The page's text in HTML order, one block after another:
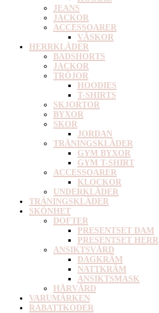
JEANS
JACKOR
ACCESSOARER
VÄSKOR
HERRKLÄDER
BADSHORTS
JACKOR
TRÖJOR
HOODIES
T-SHIRTS
SKJORTOR
BYXOR
SKOR
JORDAN
TRÄNINGSKLÄDER
GYM BYXOR
GYM T-SHIRT
ACCESSOARER
KLOCKOR
UNDERKLÄDER
TRÄNINGSKLÄDER
SKÖNHET
DOFTER
PRESENTSET DAM
PRESENTSET HERR
ANSIKTSVÅRD
DAGKRÄM
NATTKRÄM
ANSIKTSMASK
HÅRVÅRD
VARUMÄRKEN
RABATTKODER